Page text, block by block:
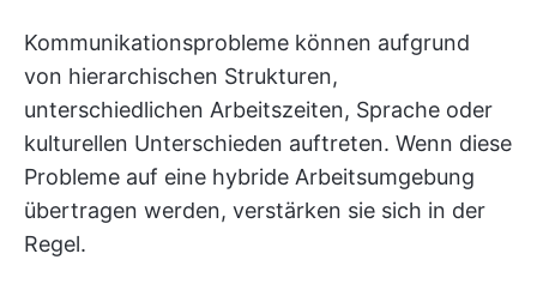
Kommunikationsprobleme können aufgrund
von hierarchischen Strukturen,
unterschiedlichen Arbeitszeiten, Sprache oder
kulturellen Unterschieden auftreten. Wenn diese
Probleme auf eine hybride Arbeitsumgebung
übertragen werden, verstärken sie sich in der
Regel.